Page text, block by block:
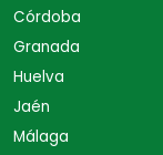
Córdoba
Granada
Huelva
Jaén
Málaga